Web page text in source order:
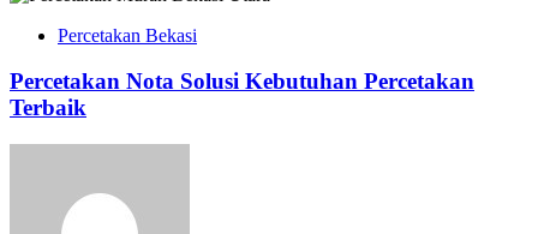
Percetakan Bekasi
Percetakan Nota Solusi Kebutuhan Percetakan
Terbaik